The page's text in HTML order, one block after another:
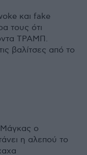
και fake
τους ότι
ΤΡΑΜΠ.
βαλίτσες από το
ο
η αλεπού το